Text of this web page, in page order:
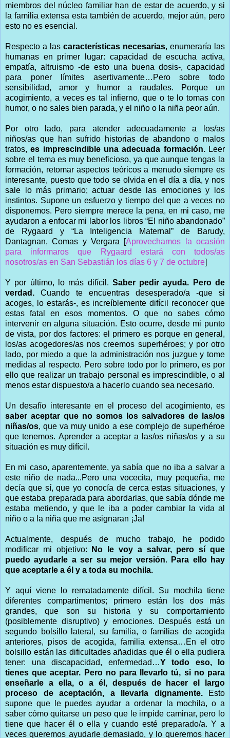
miembros del núcleo familiar han de estar de acuerdo, y si
la familia extensa esta también de acuerdo, mejor aún, pero
esto no es esencial.
Respecto a las características necesarias, enumeraría las
humanas en primer lugar: capacidad de escucha activa,
empatía, altruismo -de esto una buena dosis-, capacidad
para poner límites asertivamente…Pero sobre todo
sensibilidad, amor y humor a raudales. Porque un
acogimiento, a veces es tal infierno, que o te lo tomas con
humor, o no sales bien parada, y el niño o la niña peor aún.
Por otro lado, para atender adecuadamente a los/as
niños/as que han sufrido historias de abandono o malos
tratos,es imprescindible una adecuada formación.Leer
sobre el tema es muy beneficioso, ya que aunque tengas la
formación, retomar aspectos teóricos a menudo siempre es
interesante, puesto que todo se olvida en el día a día, y nos
sale lo más primario; actuar desde las emociones y los
instintos. Supone un esfuerzo y tiempo del que a veces no
disponemos. Pero siempre merece la pena, en mi caso, me
ayudaron a enfocar mi labor los libros “El niño abandonado”
de Rygaard y “La Inteligencia Maternal” de Barudy,
Dantagnan, Comas y Vergara [Aprovechamos la ocasión
para informaros que Rygaard estará con todos/as
nosotros/as en San Sebastián los días 6 y 7 de octubre]
Y por último, lo más difícil. Saber pedir ayuda. Pero de
verdad. Cuando te encuentras desesperado/a -que si
acoges, lo estarás-, es increíblemente difícil reconocer que
estas fatal en esos momentos. O que no sabes cómo
intervenir en alguna situación. Esto ocurre, desde mi punto
de vista, por dos factores: el primero es porque en general,
los/as acogedores/as nos creemos superhéroes; y por otro
lado, por miedo a que la administración nos juzgue y tome
medidas al respecto. Pero sobre todo por lo primero, es por
ello que realizar un trabajo personal es imprescindible, o al
menos estar dispuesto/a a hacerlo cuando sea necesario.
Un desafío interesante en el proceso del acogimiento, es
saber aceptar que no somos los salvadores de las/os
niñas/os, que va muy unido a ese complejo de superhéroe
que tenemos. Aprender a aceptar a las/os niñas/os y a su
situación es muy difícil.
En mi caso, aparentemente, ya sabía que no iba a salvar a
este niño de nada...Pero una vocecita, muy pequeña, me
decía que sí, que yo conocía de cerca estas situaciones, y
que estaba preparada para abordarlas, que sabía dónde me
estaba metiendo, y que le iba a poder cambiar la vida al
niño o a la niña que me asignaran ¡Ja!
Actualmente, después de mucho trabajo, he podido
modificar mi objetivo:
No le voy a salvar, pero sí que
puedo ayudarle a ser su mejor versión.
Para ello hay
que aceptarle a él y a toda su mochila.
Y aquí viene lo rematadamente difícil. Su mochila tiene
diferentes compartimentos; primero están los dos más
grandes, que son su historia y su comportamiento
(posiblemente disruptivo) y emociones. Después está un
segundo bolsillo lateral, su familia, o familias de acogida
anteriores, pisos de acogida, familia extensa…En el otro
bolsillo están las dificultades añadidas que él o ella pudiera
tener: una discapacidad, enfermedad…Y todo eso, lo
tienes que aceptar. Pero no para llevarlo tú, si no para
enseñarle a ella, o a él, después de hacer el largo
proceso de aceptación, a llevarla dignamente.Esto
supone que le puedes ayudar a ordenar la mochila, o a
saber cómo quitarse un peso que le impide caminar, pero lo
tiene que hacer él o ella y cuando esté preparado/a. Y a
veces queremos ayudarle demasiado, y lo queremos hacer